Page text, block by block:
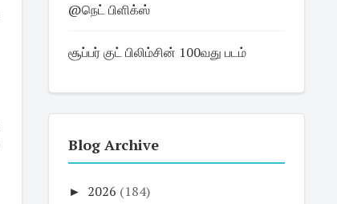
@நெட் பிளிக்ஸ்
சூப்பர் குட் பிலிம்சின் 100வது படம்
Blog Archive
► 2026 (184)